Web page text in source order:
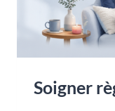
Soigner